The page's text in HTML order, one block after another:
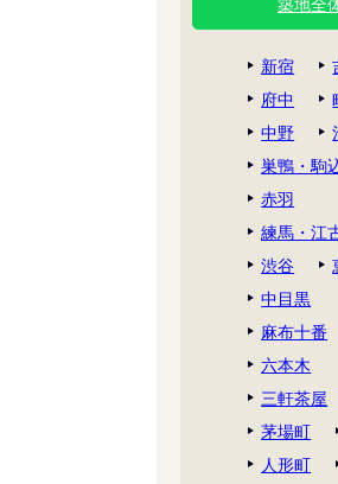
新宿
府中
中野
巣鴨・駒
赤羽
練馬・江
渋谷
中目黒
麻布十番
六本木
三軒茶屋
茅場町
人形町